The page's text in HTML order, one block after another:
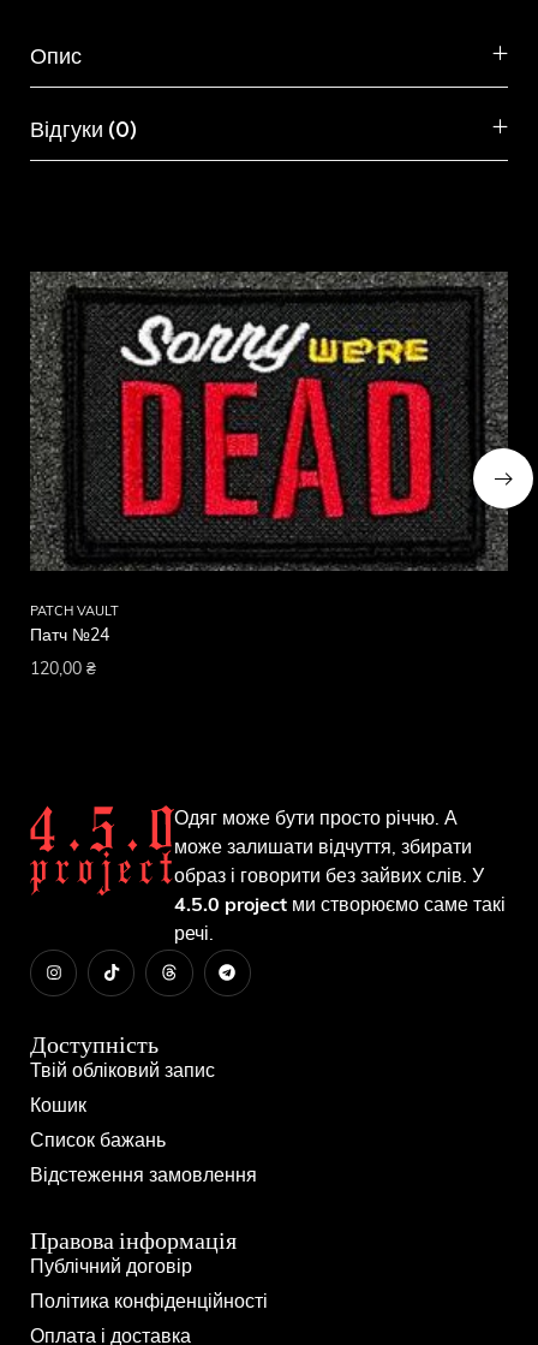
Опис
Відгуки (0)
PATCH VAULT
Патч №24
120,00 ₴
Одяг може бути просто річчю. А
може залишати відчуття, збирати
образ і говорити без зайвих слів. У
4.5.0 project ми створюємо саме такі
речі.
Доступність
Твій обліковий запис
Кошик
Список бажань
Відстеження замовлення
Правова інформація
Публічний договір
Політика конфіденційності
Оплата і доставка